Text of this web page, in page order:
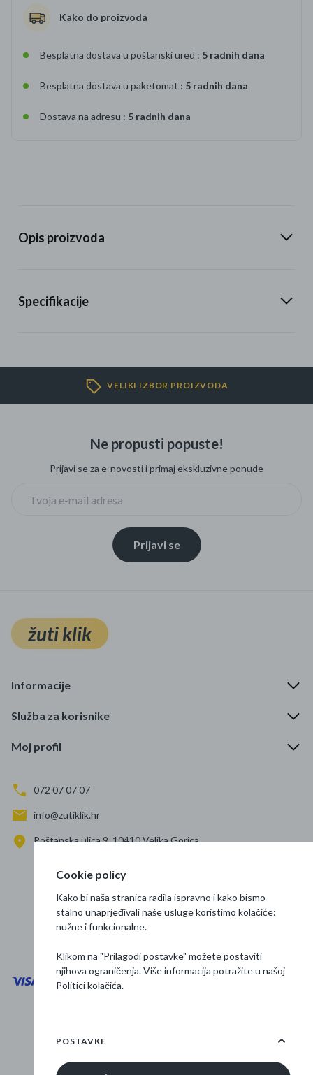
Kako do proizvoda
Besplatna dostava u poštanski ured : 5 radnih dana
Besplatna dostava u paketomat : 5 radnih dana
Dostava na adresu : 5 radnih dana
Opis proizvoda
Specifikacije
VELIKI IZBOR PROIZVODA
Ne propusti popuste!
Prijavi se za e-novosti i primaj ekskluzivne ponude
Prijavi se
žuti klik
Informacije
Služba za korisnike
Moj profil
072 07 07 07
info@zutiklik.hr
Poštanska ulica 9, 10410 Velika Gorica
Prati nas
Osnovne informacije
Cookie policy
Kako bi naša stranica radila ispravno i kako bismo
stalno unaprjeđivali naše usluge koristimo kolačiće:
nužne i funkcionalne.
Klikom na "Prilagodi postavke" možete postaviti
njihova ograničenja. Više informacija potražite u našoj
Politici kolačića.
POSTAVKE